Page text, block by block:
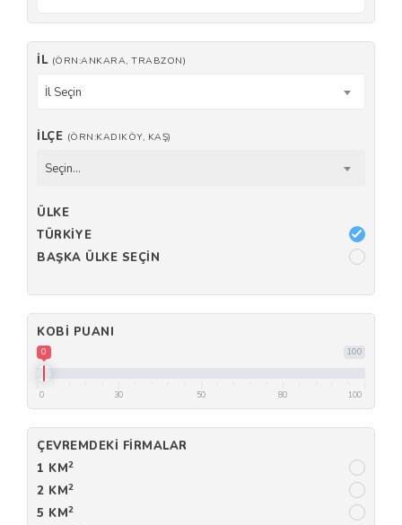
İL (ÖRN:ANKARA, TRABZON)
İl Seçin
İLÇE (ÖRN:KADIKÖY, KAŞ)
Seçin...
ÜLKE
TÜRKIYE
BAŞKA ÜLKE SEÇIN
KOBI PUANI
100
0
0 30 50 80 100
ÇEVREMDEKI FIRMALAR
1 KM2
2 KM2
5 KM2